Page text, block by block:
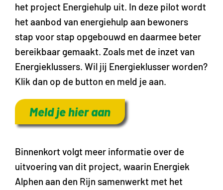
het project Energiehulp uit. In deze pilot wordt
het aanbod van energiehulp aan bewoners
stap voor stap opgebouwd en daarmee beter
bereikbaar gemaakt. Zoals met de inzet van
Energieklussers. Wil jij Energieklusser worden?
Klik dan op de button en meld je aan.
Meld je hier aan
Binnenkort volgt meer informatie over de
uitvoering van dit project, waarin Energiek
Alphen aan den Rijn samenwerkt met het